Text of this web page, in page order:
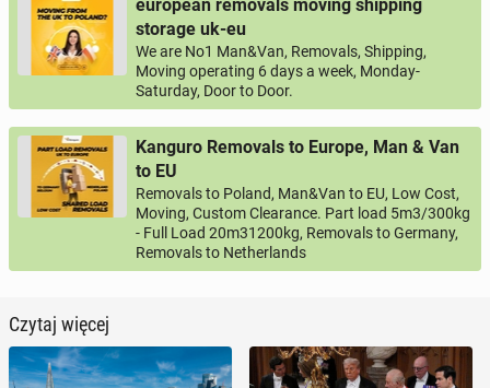
european removals moving shipping
storage uk-eu
We are No1 Man&Van, Removals, Shipping,
Moving operating 6 days a week, Monday-
Saturday, Door to Door.
Kanguro Removals to Europe, Man & Van
to EU
Removals to Poland, Man&Van to EU, Low Cost,
Moving, Custom Clearance. Part load 5m3/300kg
- Full Load 20m31200kg, Removals to Germany,
Removals to Netherlands
Czytaj więcej